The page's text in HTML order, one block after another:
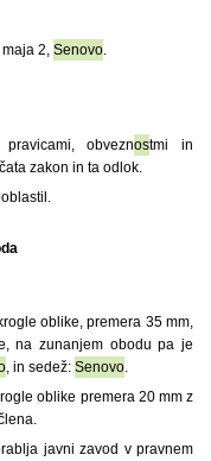
2, Senovo.
obveznostmi in
zakon in ta odlok.
oblike, premera 35 mm,
na zunanjem obodu pa je
, in sedež: Senovo.
oblike premera 20 mm z
javni zavod v pravnem